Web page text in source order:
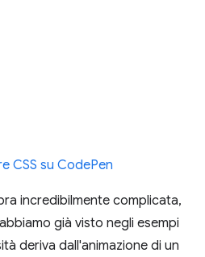
CSS su CodePen
incredibilmente complicata,
già visto negli esempi
deriva dall'animazione di un